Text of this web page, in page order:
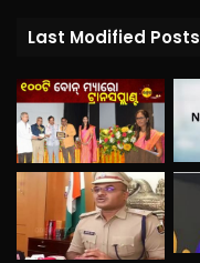
Last Modified Posts